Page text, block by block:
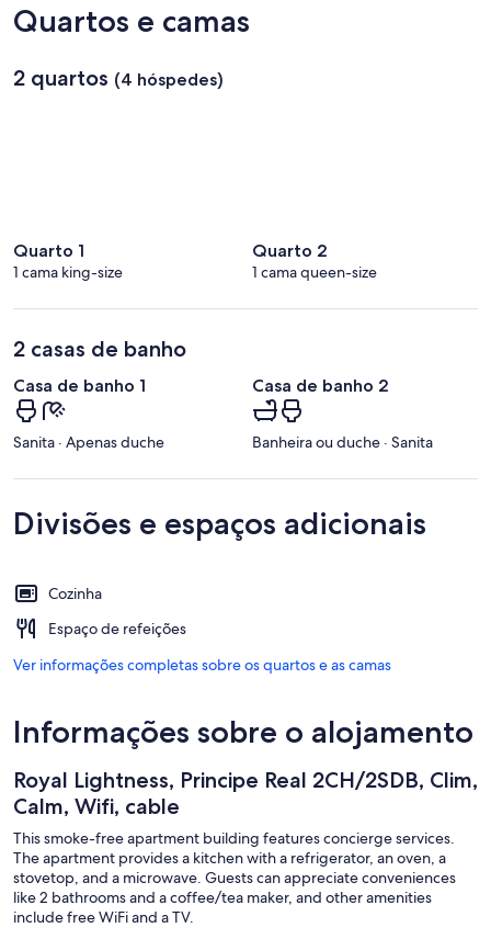
Quartos e camas
2 quartos (4 hóspedes)
Quarto 1
1 cama king-size
Quarto 2
1 cama queen-size
2 casas de banho
Casa de banho 1
Sanita · Apenas duche
Casa de banho 2
Banheira ou duche · Sanita
Divisões e espaços adicionais
Cozinha
Espaço de refeições
Ver informações completas sobre os quartos e as camas
Informações sobre o alojamento
Royal Lightness, Principe Real 2CH/2SDB, Clim,
Calm, Wifi, cable
This smoke-free apartment building features concierge services.
The apartment provides a kitchen with a refrigerator, an oven, a
stovetop, and a microwave. Guests can appreciate conveniences
like 2 bathrooms and a coffee/tea maker, and other amenities
include free WiFi and a TV.